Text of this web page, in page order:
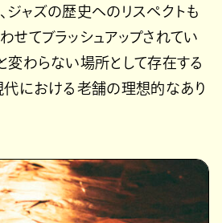
ジャズの歴史へのリスペクトも
せてブラッシュアップされてい
変わらない場所として存在する
代における老舗の理想的なあり